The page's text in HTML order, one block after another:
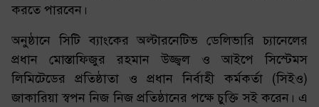
করতে পারবেন।
অনুষ্ঠানে সিটি ব্যাংকের অল্টারনেটিভ ডেলিভারি চ্যানেলের
প্রধান মোস্তাফিজুর রহমান উজ্জ্বল ও আইপে সিস্টেমস
লিমিটেডের প্রতিষ্ঠাতা ও প্রধান নির্বাহী কর্মকর্তা (সিইও)
জাকারিয়া স্বপন নিজ নিজ প্রতিষ্ঠানের পক্ষে চুক্তি সই করেন। এ